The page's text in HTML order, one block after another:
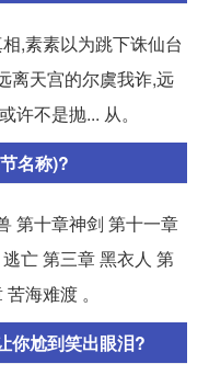
,素素以为跳下诛仙台
离天宫的尔虞我诈,远
许不是抛... 从。
名称)?
第十章神剑 第十一章
亡 第三章 黑衣人 第
海难渡 。
你尬到笑出眼泪?